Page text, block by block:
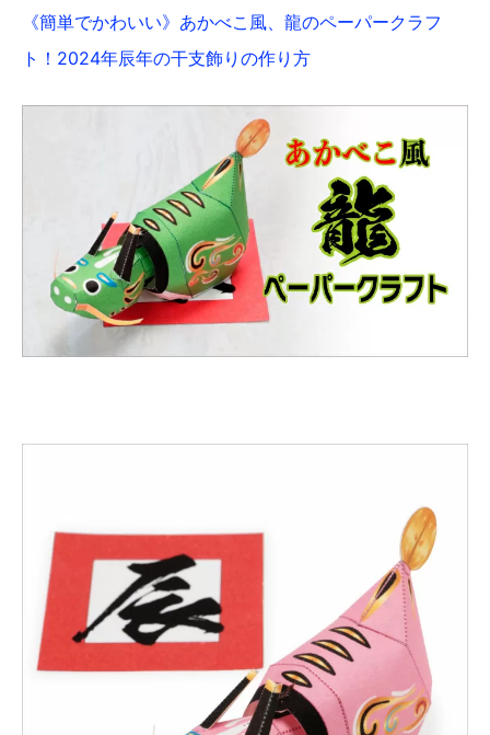
《簡単でかわいい》あかべこ風、龍のペーパークラフ
ト！2024年辰年の干支飾りの作り方